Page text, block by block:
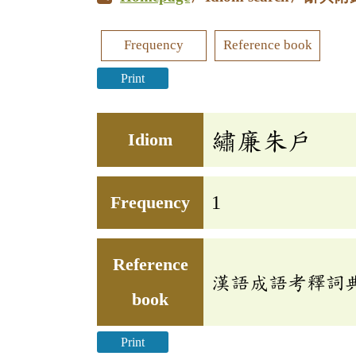
Frequency Reference book
Print
Idiom 繡廉朱戶
Frequency 1
Reference
book
漢語成語考釋詞
Print